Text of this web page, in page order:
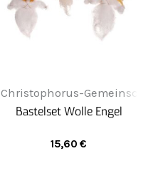
Christophorus-
Bastelset Wolle Engel
15,60 €